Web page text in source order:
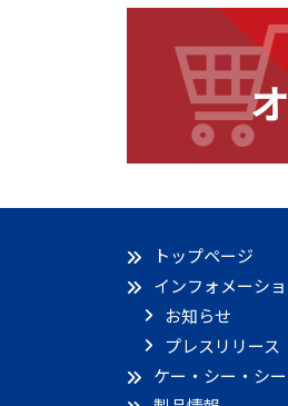
トップページ
インフォメーシ
お知らせ
プレスリリース
ケー・シー・シ